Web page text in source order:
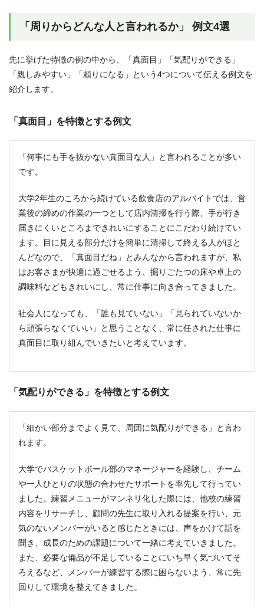
「周りからどんな人と言われるか」 例文4選
先に挙げた特徴の例の中から、「真面目」「気配りができる」
「親しみやすい」「頼りになる」という4つについて伝える例文を
紹介します。
「真面目」を特徴とする例文
「何事にも手を抜かない真面目な人」と言われることが多い
です。
大学2年生のころから続けている飲食店のアルバイトでは、営
業後の締めの作業の一つとして店内清掃を行う際、手が行き
届きにくいところまできれいにすることにこだわり続けてい
ます。目に見える部分だけを簡単に清掃して終える人がほと
んどなので、「真面目だね」とみんなから言われますが、私
はお客さまが快適に過ごせるよう、掘りごたつの床や卓上の
調味料などもきれいにし、常に仕事に向き合ってきました。
社会人になっても、「誰も見ていない」「見られていないか
ら頑張らなくていい」と思うことなく、常に任された仕事に
真面目に取り組んでいきたいと考えています。
「気配りができる」を特徴とする例文
「細かい部分までよく見て、周囲に気配りができる」と言わ
れます。
大学でバスケットボール部のマネージャーを経験し、チーム
や一人ひとりの状態の合わせたサポートを率先して行ってい
ました。練習メニューがマンネリ化した際には、他校の練習
内容をリサーチし、顧問の先生に取り入れる提案を行い、元
気のないメンバーがいると感じたときには、声をかけて話を
聞き、成長のための課題について一緒に考えていきました。
また、必要な備品が不足していることにいち早く気づいてそ
ろえるなど、メンバーが練習する際に困らないよう、常に先
回りして環境を整えてきました。